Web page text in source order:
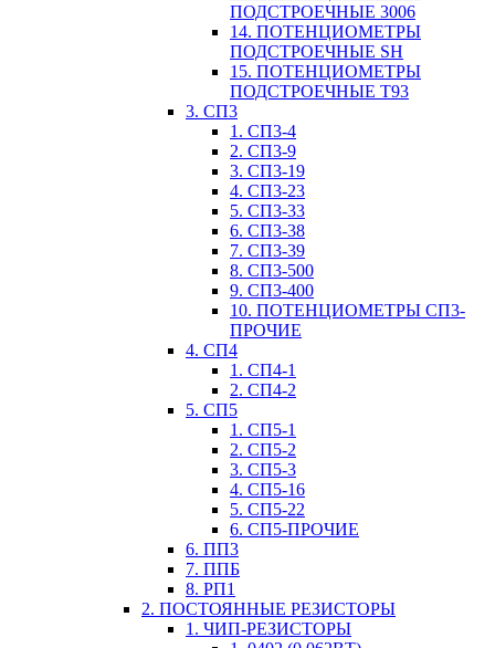
ПОДСТРОЕЧНЫЕ 3006
14. ПОТЕНЦИОМЕТРЫ
ПОДСТРОЕЧНЫЕ SH
15. ПОТЕНЦИОМЕТРЫ
ПОДСТРОЕЧНЫЕ Т93
3. СП3
1. СП3-4
2. СП3-9
3. СП3-19
4. СП3-23
5. СП3-33
6. СП3-38
7. СП3-39
8. СП3-500
9. СП3-400
10. ПОТЕНЦИОМЕТРЫ СП3-
ПРОЧИЕ
4. СП4
1. СП4-1
2. СП4-2
5. СП5
1. СП5-1
2. СП5-2
3. СП5-3
4. СП5-16
5. СП5-22
6. СП5-ПРОЧИЕ
6. ПП3
7. ППБ
8. РП1
2. ПОСТОЯННЫЕ РЕЗИСТОРЫ
1. ЧИП-РЕЗИСТОРЫ